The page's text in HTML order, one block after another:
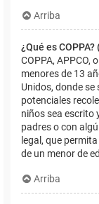
Arriba
¿Qué es COPPA?
COPPA, APPCO,
menores de 13
Unidos, donde
potenciales
niños sea escrito
padres o con
legal, que
de un menor de
Arriba